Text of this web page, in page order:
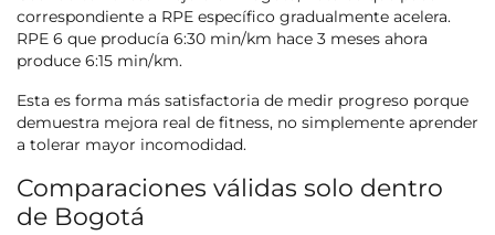
correspondiente a RPE específico gradualmente acelera.
RPE 6 que producía 6:30 min/km hace 3 meses ahora
produce 6:15 min/km.
Esta es forma más satisfactoria de medir progreso porque
demuestra mejora real de fitness, no simplemente aprender
a tolerar mayor incomodidad.
Comparaciones válidas solo dentro
de Bogotá